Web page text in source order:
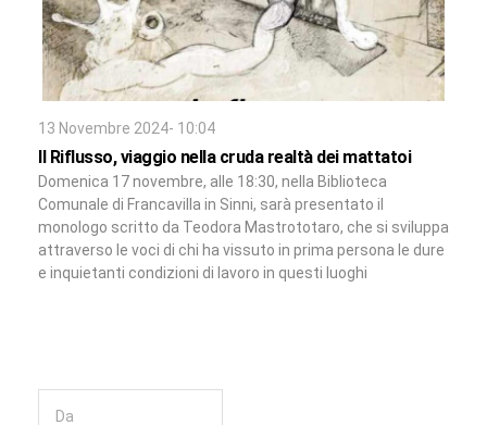
13 Novembre 2024- 10:04
Il Riflusso, viaggio nella cruda realtà dei mattatoi
Domenica 17 novembre, alle 18:30, nella Biblioteca
Comunale di Francavilla in Sinni, sarà presentato il
monologo scritto da Teodora Mastrototaro, che si sviluppa
attraverso le voci di chi ha vissuto in prima persona le dure
e inquietanti condizioni di lavoro in questi luoghi